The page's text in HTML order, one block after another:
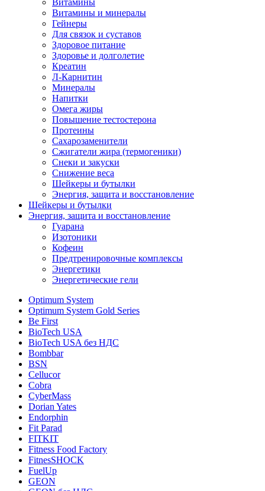
Витамины и минералы
Гейнеры
Для связок и суставов
Здоровое питание
Здоровье и долголетие
Креатин
Л-Карнитин
Минералы
Напитки
Омега жиры
Повышение тестостерона
Протеины
Сахарозаменители
Сжигатели жира (термогеники)
Снеки и закуски
Снижение веса
Шейкеры и бутылки
Энергия, защита и восстановление
Шейкеры и бутылки
Энергия, защита и восстановление
Гуарана
Изотоники
Кофеин
Предтренировочные комплексы
Энергетики
Энергетические гели
Optimum System
Optimum System Gold Series
Be First
BioTech USA
BioTech USA без НДС
Bombbar
BSN
Cellucor
Cobra
CyberMass
Dorian Yates
Endorphin
Fit Parad
FITKIT
Fitness Food Factory
FitnesSHOCK
FuelUp
GEON